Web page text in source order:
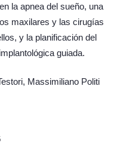
la apnea del sueño, una
maxilares y las cirugías
y la planificación del
guiada.
Massimiliano Politi